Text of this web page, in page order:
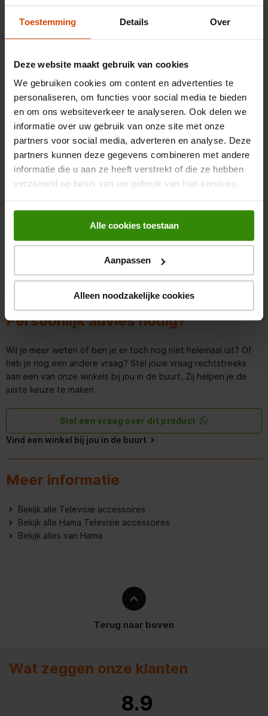
Toestemming Details Over
Deze website maakt gebruik van cookies
We gebruiken cookies om content en advertenties te
personaliseren, om functies voor social media te bieden
en om ons websiteverkeer te analyseren. Ook delen we
informatie over uw gebruik van onze site met onze
partners voor social media, adverteren en analyse. Deze
partners kunnen deze gegevens combineren met andere
informatie die u aan ze heeft verstrekt of die ze hebben
verzameld op basis van uw gebruik van hun services.
Alle cookies toestaan
Aanpassen
Alleen noodzakelijke cookies
zelfs in je zak stoppen, zodat je altijd en overal toegang hebt
tot je USB-apparaten.
Eenvoudige plug-and-play functionaliteit
De adapter vereist geen extra software of drivers. Sluit hem
gewoon aan op je micro-USB-poort en hij is direct klaar voor
gebruik met je USB-apparaten. Dit maakt het aansluiten van
randapparatuur snel en probleemloos.
EAN 4047443437082
Gewicht en omvang
Diepte verpakking 90 mm
Hoogte verpakking 20 mm
Gewicht verpakking 17 g
Algemene eigenschappen
USB Type-A
Bekijk alle specificaties
Beoordelingen
Persoonlijk advies nodig?
Wil je meer weten of ben je er toch nog niet helemaal uit? Of
heb je nog een andere vraag? Stel jouw vraag rechtstreeks
aan een van onze winkels bij jou in de buurt. Zij helpen je de
juiste keuze te maken
Stel een vraag over dit product
Vind een winkel bij jou in de buurt
Meer informatie
Bekijk alle Televisie accessoires
Bekijk alle Hama Televisie accessoires
Bekijk alles van Hama
Terug naar boven
Wat zeggen onze klanten
8.9